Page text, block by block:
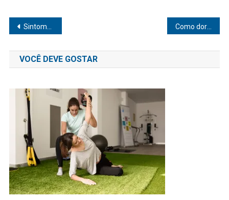
Navegação
de
Post
Sintomas de gordura no fígado leve e como identificar
VOCÊ DEVE GOSTAR